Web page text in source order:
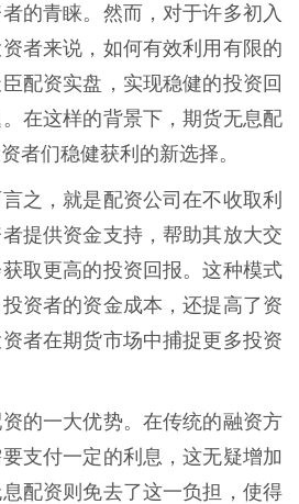
的青睐。然而，对于许多初入
者来说，如何有效利用有限的
配资实盘，实现稳健的投资回
在这样的背景下，期货无息配
者们稳健获利的新选择。
之，就是配资公司在不收取利
提供资金支持，帮助其放大交
取更高的投资回报。这种模式
资者的资金成本，还提高了资
者在期货市场中捕捉更多投资
的一大优势。在传统的融资方
支付一定的利息，这无疑增加
配资则免去了这一负担，使得